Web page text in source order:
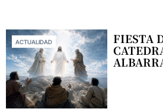
ACTUALIDAD FIESTA